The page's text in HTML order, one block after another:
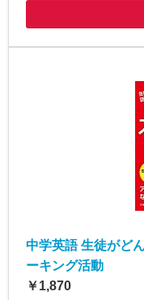
中学英語 生徒がど
ーキング活動
￥1,870